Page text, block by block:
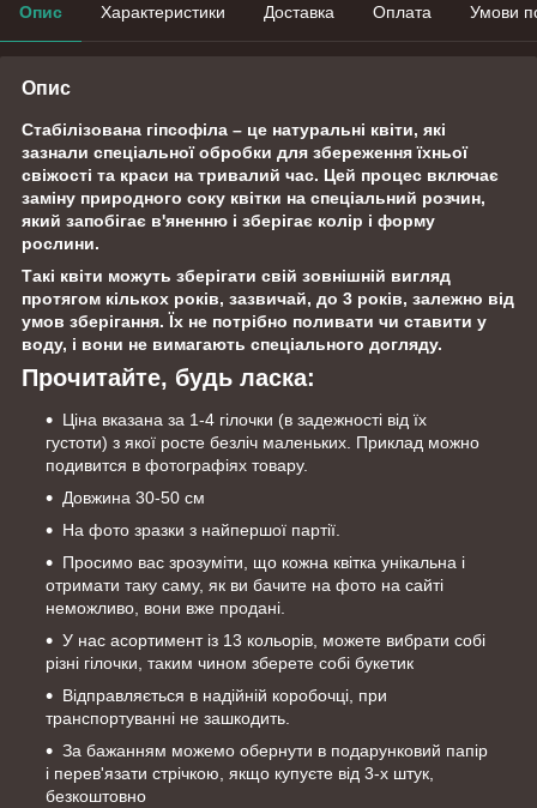
Опис Характеристики Доставка Оплата Умови
Опис
Стабілізована гіпсофіла – це натуральні квіти, які
зазнали спеціальної обробки для збереження їхньої
свіжості та краси на тривалий час. Цей процес включає
заміну природного соку квітки на спеціальний розчин,
який запобігає в'яненню і зберігає колір і форму
рослини.
Такі квіти можуть зберігати свій зовнішній вигляд
протягом кількох років, зазвичай, до 3 років, залежно від
умов зберігання. Їх не потрібно поливати чи ставити у
воду, і вони не вимагають спеціального догляду.
Прочитайте, будь ласка:
Ціна вказана за 1-4 гілочки (в задежності від їх
густоти) з якої росте безліч маленьких. Приклад можно
подивится в фотографіях товару.
Довжина 30-50 см
На фото зразки з найпершої партії.
Просимо вас зрозуміти, що кожна квітка унікальна і
отримати таку саму, як ви бачите на фото на сайті
неможливо, вони вже продані.
У нас асортимент із 13 кольорів, можете вибрати собі
різні гілочки, таким чином зберете собі букетик
Відправляється в надійній коробочці, при
транспортуванні не зашкодить.
За бажанням можемо обернути в подарунковий папір
і перев'язати стрічкою, якщо купуєте від 3-х штук,
безкоштовно